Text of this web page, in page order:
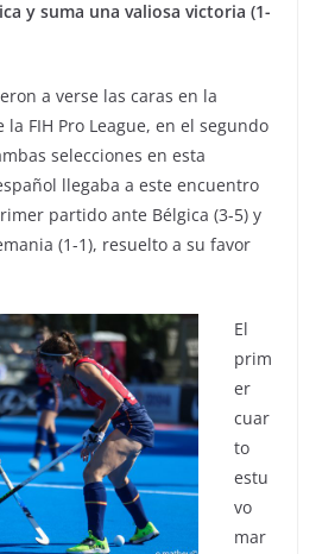
y suma una valiosa victoria (1-
a verse las caras en la
FIH Pro League, en el segundo
selecciones en esta
llegaba a este encuentro
partido ante Bélgica (3-5) y
(1-1), resuelto a su favor
El
prim
er
cuar
to
estu
vo
mar